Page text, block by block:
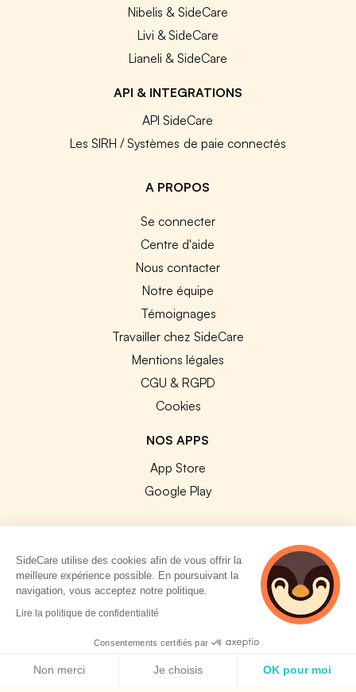
Nibelis & SideCare
Livi & SideCare
Lianeli & SideCare
API & INTEGRATIONS
API SideCare
Les SIRH / Systèmes de paie connectés
A PROPOS
Se connecter
Centre d'aide
Nous contacter
Notre équipe
Témoignages
Travailler chez SideCare
Mentions légales
CGU & RGPD
Cookies
NOS APPS
App Store
Google Play
© 2026 SideCare. Tous droits réservés.
SideCare utilise des cookies afin de vous offrir la
meilleure expérience possible. En poursuivant la
navigation, vous acceptez notre politique.
Lire la politique de confidentialité
Consentements certifiés par
Non merci Je choisis OK pour moi
5 personnes
consultent
actuellement cette